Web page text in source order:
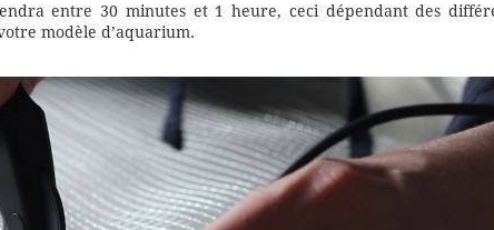
entre 30 minutes et 1 heure, ceci dépendant des
modèle d’aquarium.